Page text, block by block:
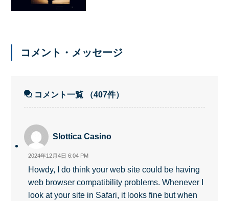
コメント・メッセージ
コメント一覧 （407件）
Slottica Casino
2024年12月4日 6:04 PM
Howdy, I do think your web site could be having
web browser compatibility problems. Whenever I
look at your site in Safari, it looks fine but when